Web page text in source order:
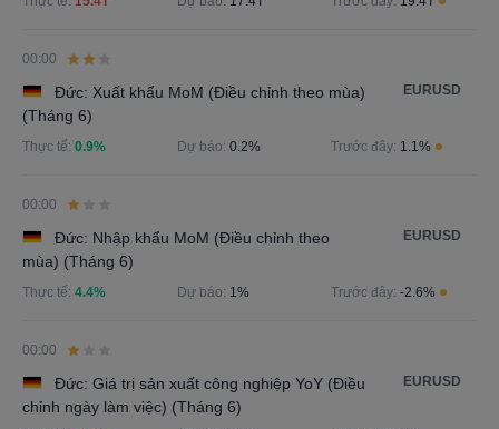
00:00
Đức: Xuất khẩu MoM (Điều chỉnh theo mùa)
(Tháng 6)
EURUSD
Thực tế: 0.9% Dự báo: 0.2% Trước đây: 1.1%
00:00
Đức: Nhập khẩu MoM (Điều chỉnh theo
mùa) (Tháng 6)
EURUSD
Thực tế: 4.4% Dự báo: 1% Trước đây: -2.6%
00:00
Đức: Giá trị sản xuất công nghiệp YoY (Điều
chỉnh ngày làm việc) (Tháng 6)
EURUSD